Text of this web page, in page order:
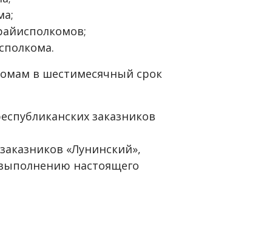
в шестимесячный срок
заказников
«Лунинский»,
настоящего